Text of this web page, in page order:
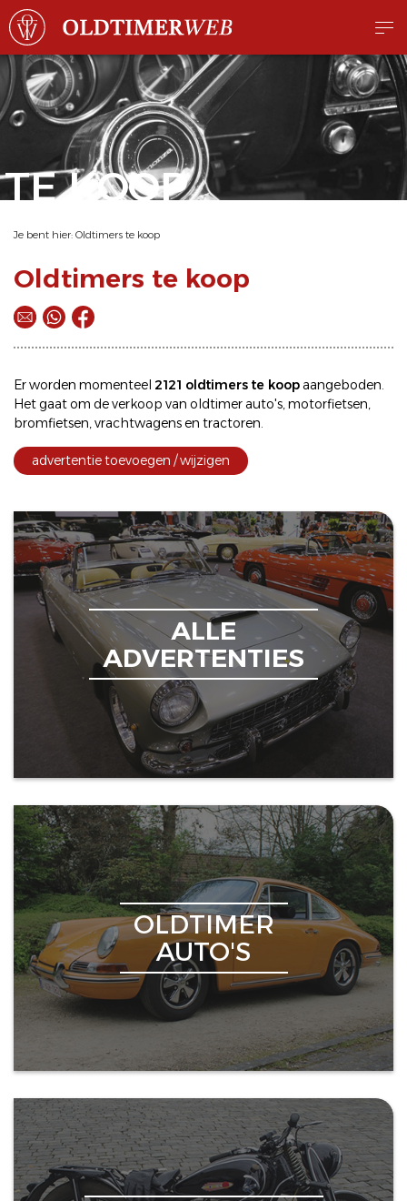
TE KOOP
Je bent hier: Oldtimers te koop
Oldtimers te koop
Er worden momenteel 2121 oldtimers te koopaangeboden.
Het gaat om deverkoop van oldtimerauto's,motorfietsen,
bromfietsen,vrachtwagens en tractoren.
advertentie toevoegen / wijzigen
ALLE
ADVERTENTIES
OLDTIMER
AUTO'S